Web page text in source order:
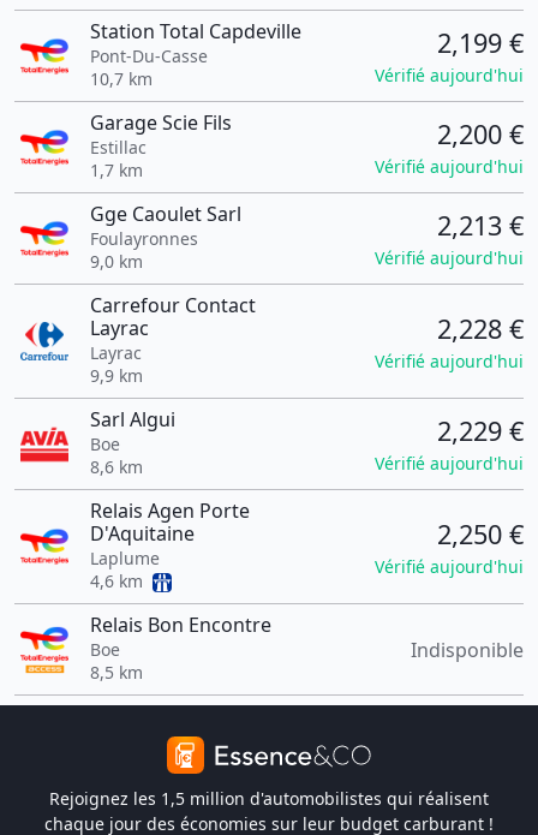
Station Total Capdeville
Pont-Du-Casse
10,7 km
2,199 €
Vérifié aujourd'hui
Garage Scie Fils
Estillac
1,7 km
2,200 €
Vérifié aujourd'hui
Gge Caoulet Sarl
Foulayronnes
9,0 km
2,213 €
Vérifié aujourd'hui
Carrefour Contact
Layrac
Layrac
9,9 km
2,228 €
Vérifié aujourd'hui
Sarl Algui
Boe
8,6 km
2,229 €
Vérifié aujourd'hui
Relais Agen Porte
D'Aquitaine
Laplume
4,6 km
2,250 €
Vérifié aujourd'hui
Relais Bon Encontre
Boe
8,5 km
Indisponible
Rejoignez les 1,5 million d'automobilistes qui réalisent
chaque jour des économies sur leur budget carburant !